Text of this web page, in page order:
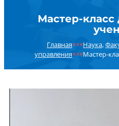
СТУДЕНТУ
ОБ УНИВЕРСИТЕТЕ
НОВОСТИ
Мастер-
Главная×××Наука,
управления×××Мастер-